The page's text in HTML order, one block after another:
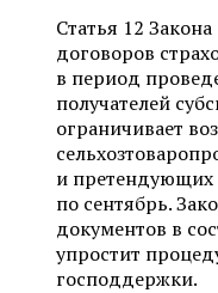
Статья 12
договоров
в период
получателей
ограничивает
и претендующих
по сентябрь.
документов в
упростит
господдержки.